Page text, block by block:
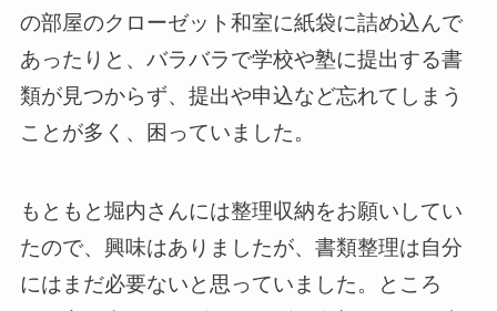
の部屋のクローゼット和室に紙袋に詰め込んで
あったりと、バラバラで学校や塾に提出する書
類が見つからず、提出や申込など忘れてしまう
ことが多く、困っていました。
もともと堀内さんには整理収納をお願いしてい
たので、興味はありましたが、書類整理は自分
にはまだ必要ないと思っていました。ところ